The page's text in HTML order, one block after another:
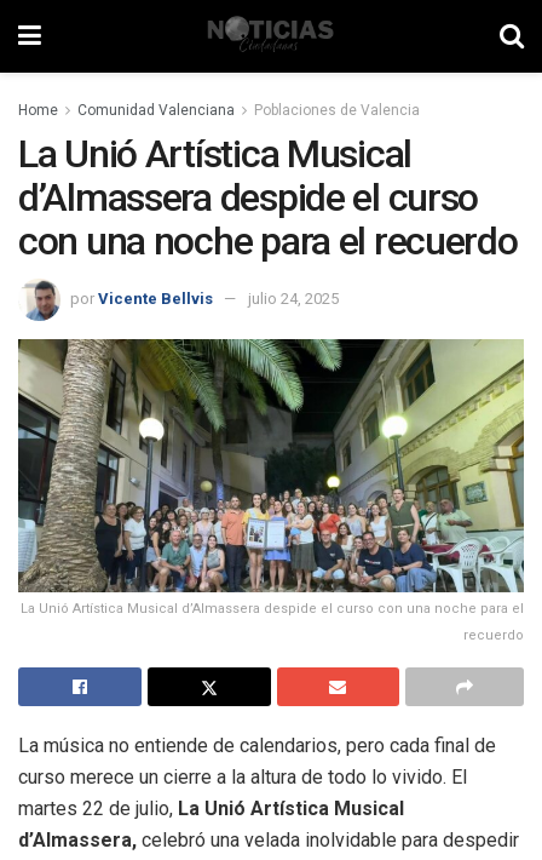
Home Comunidad Valenciana Poblaciones de Valencia
La Unió Artística Musical
d’Almassera despide el curso
con una noche para el recuerdo
por Vicente Bellvis julio 24, 2025
La Unió Artística Musical d’Almassera despide el curso con una noche para el
recuerdo
La música no entiende de calendarios, pero cada final de
curso merece un cierre a la altura de todo lo vivido. El
martes 22 de julio, La Unió Artística Musical
d’Almassera, celebró una velada inolvidable para despedir